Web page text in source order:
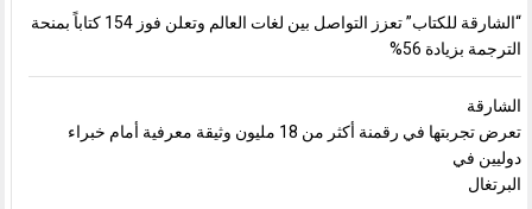
“الشارقة للكتاب” تعزز التواصل بين لغات العالم وتعلن فوز 154 كتاباً بمنحة
الترجمة بزيادة 56%
الشارقة
تعرض تجربتها في رقمنة أكثر من 18 مليون وثيقة معرفية أمام خبراء
دوليين في
البرتغال